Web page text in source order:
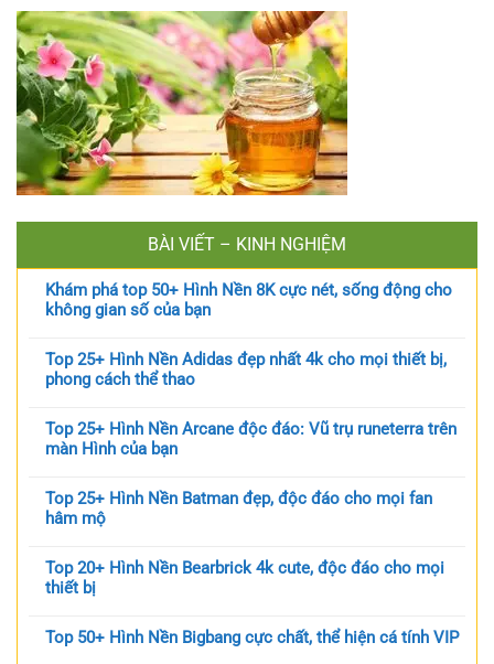
BÀI VIẾT – KINH NGHIỆM
Khám phá top 50+ Hình Nền 8K cực nét, sống động cho
không gian số của bạn
Top 25+ Hình Nền Adidas đẹp nhất 4k cho mọi thiết bị,
phong cách thể thao
Top 25+ Hình Nền Arcane độc đáo: Vũ trụ runeterra trên
màn Hình của bạn
Top 25+ Hình Nền Batman đẹp, độc đáo cho mọi fan
hâm mộ
Top 20+ Hình Nền Bearbrick 4k cute, độc đáo cho mọi
thiết bị
Top 50+ Hình Nền Bigbang cực chất, thể hiện cá tính VIP